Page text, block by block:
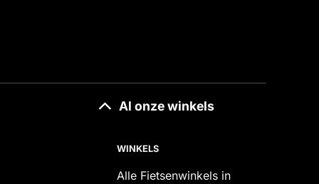
Al onze winkels
WINKELS
Alle Fietsenwinkels in